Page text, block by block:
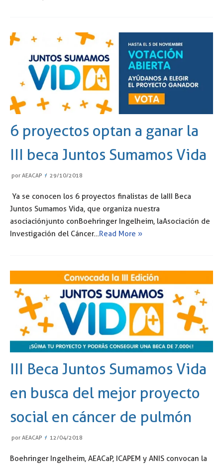
6 proyectos optan a ganar la
III beca Juntos Sumamos Vida
por AEACAP 29/10/2018
Ya se conocen los 6 proyectos finalistas de la III Beca
Juntos Sumamos Vida, que organiza nuestra
asociación junto con Boehringer Ingelheim, la Asociación de
Investigación del Cáncer…Read More »
III Beca Juntos Sumamos Vida
en busca del mejor proyecto
social en cáncer de pulmón
por AEACAP 12/04/2018
Boehringer Ingelheim, AEACaP, ICAPEM y ANIS convocan la